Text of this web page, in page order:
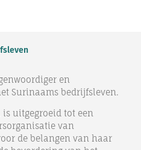
en
Surinaams bedrijfsleven.
is uitgegroeid tot een
van
de belangen van haar